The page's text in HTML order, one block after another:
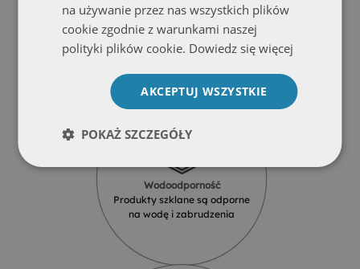
Produkty z najlepszych materiałów
od renomowanych dostawców
Wodoodporność
Produkty szklane są odporne
na wodę i zabrudzenia
na używanie przez nas wszystkich plików
cookie zgodnie z warunkami naszej
polityki plików cookie. Dowiedz się więcej
AKCEPTUJ WSZYSTKIE
POKAŻ SZCZEGÓŁY